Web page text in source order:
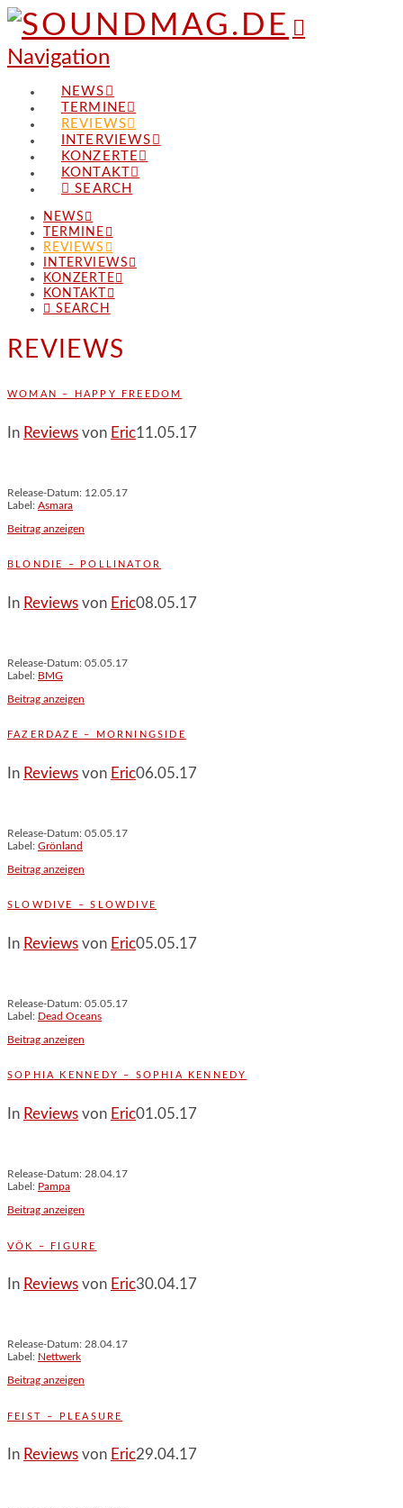
Navigation
NEWS
TERMINE
REVIEWS
INTERVIEWS
KONZERTE
KONTAKT
SEARCH
NEWS
TERMINE
REVIEWS
INTERVIEWS
KONZERTE
KONTAKT
SEARCH
REVIEWS
WOMAN – HAPPY FREEDOM
In Reviews von Eric11.05.17
Release-Datum: 12.05.17
Label: Asmara
Beitrag anzeigen
BLONDIE – POLLINATOR
In Reviews von Eric08.05.17
Release-Datum: 05.05.17
Label: BMG
Beitrag anzeigen
FAZERDAZE – MORNINGSIDE
In Reviews von Eric06.05.17
Release-Datum: 05.05.17
Label: Grönland
Beitrag anzeigen
SLOWDIVE – SLOWDIVE
In Reviews von Eric05.05.17
Release-Datum: 05.05.17
Label: Dead Oceans
Beitrag anzeigen
SOPHIA KENNEDY – SOPHIA KENNEDY
In Reviews von Eric01.05.17
Release-Datum: 28.04.17
Label: Pampa
Beitrag anzeigen
VÖK – FIGURE
In Reviews von Eric30.04.17
Release-Datum: 28.04.17
Label: Nettwerk
Beitrag anzeigen
FEIST – PLEASURE
In Reviews von Eric29.04.17